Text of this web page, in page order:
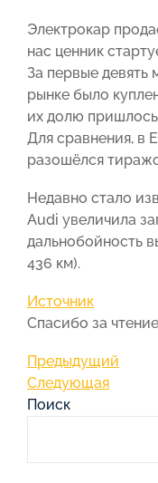
Электрокар
нас ценник
За первые девять
рынке было
их долю
Для сравнения, в
разошёлся
Недавно стало
Audi увеличила
дальнобойность
436 км).
Источник
Спасибо за
по
Предыдущая
запись
Предыдущий
Следующая
запись
Следующая
Поиск